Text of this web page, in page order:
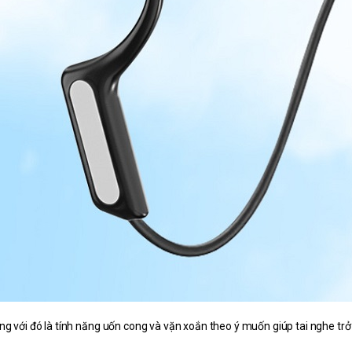
với đó là tính năng uốn cong và vặn xoắn theo ý muốn giúp tai nghe